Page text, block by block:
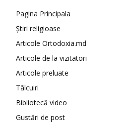
Pagina Principala
Știri religioase
Articole Ortodoxia.md
Articole de la vizitatori
Articole preluate
Tâlcuiri
Bibliotecă video
Gustări de post